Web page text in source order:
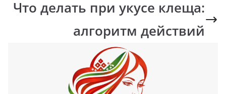
Что делать при укусе клеща:
алгоритм действий